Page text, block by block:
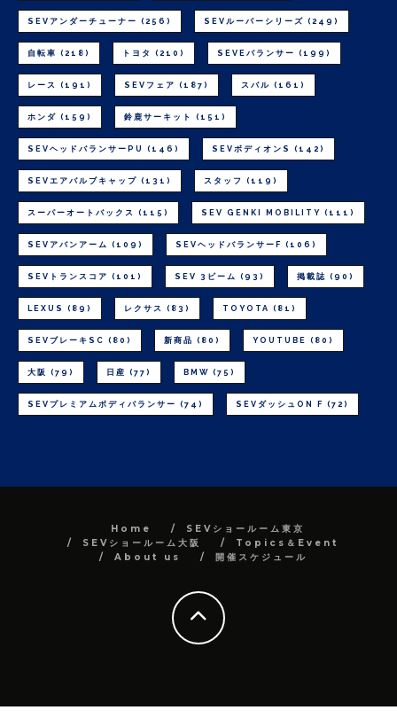
SEVアンダーチューナー (256) SEVルーパーシリーズ (249)
自転車 (218) トヨタ (210) SEVEバランサー (199)
レース (191) SEVフェア (187) スバル (161)
ホンダ (159) 鈴鹿サーキット (151)
SEVヘッドバランサーPU (146) SEVボディオンS (142)
SEVエアバルブキャップ (131) スタッフ (119)
スーパーオートバックス (115) SEV GENKI MOBILITY (111)
SEVアバンアーム (109) SEVヘッドバランサーF (106)
SEVトランスコア (101) SEV 3ビーム (93) 掲載誌 (90)
LEXUS (89) レクサス (83) TOYOTA (81)
SEVブレーキSC (80) 新商品 (80) YOUTUBE (80)
大阪 (79) 日産 (77) BMW (75)
SEVプレミアムボディバランサー (74) SEVダッシュON F (72)
Home
SEVショールーム東京
SEVショールーム大阪
Topics＆Event
About us
開催スケジュール